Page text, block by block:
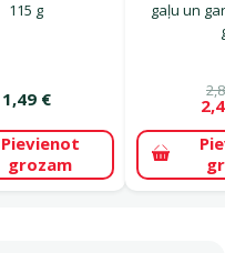
115 g
1,49 €
Pievienot
grozam
gaļu un